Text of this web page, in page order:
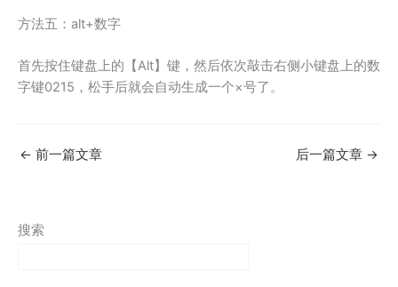
方法五：alt+数字
首先按住键盘上的【Alt】键，然后依次敲击右侧小键盘上的数
字键0215，松手后就会自动生成一个×号了。
← 前一篇文章 后一篇文章 →
搜索